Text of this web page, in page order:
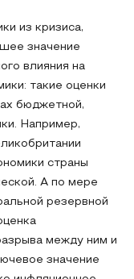
из кризиса,
значение
влияния на
такие оценки
бюджетной,
Например,
страны
А по мере
резервной
между ним и
значение